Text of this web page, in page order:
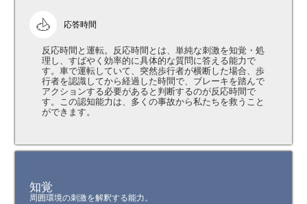
応答時間
反応時間と運転。反応時間とは、単純な刺激を知覚・処
理し、すばやく効率的に具体的な質問に答える能力で
す。車で運転していて、突然歩行者が横断した場合、歩
行者を認識してから経過した時間で、ブレーキを踏んで
アクションする必要があると判断するのが反応時間で
す。この認知能力は、多くの事故から私たちを救うこと
ができます。
知覚
周囲環境の刺激を解釈する能力。